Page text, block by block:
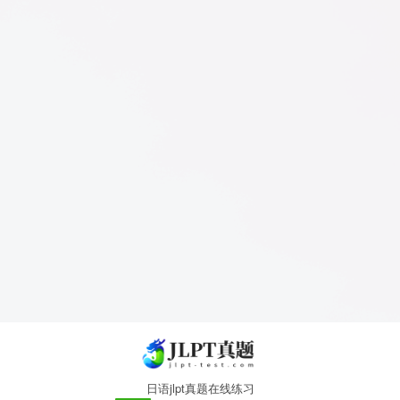
日语jlpt真题在线练习